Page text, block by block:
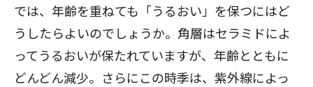
では、年齢を重ねても「うるおい」を保つにはど
うしたらよいのでしょうか。角層はセラミドによ
ってうるおいが保たれていますが、年齢とともに
どんどん減少。さらにこの時季は、紫外線によっ